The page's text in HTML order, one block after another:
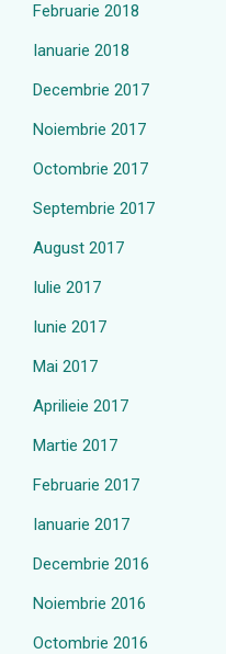
Februarie 2018
Ianuarie 2018
Decembrie 2017
Noiembrie 2017
Octombrie 2017
Septembrie 2017
August 2017
Iulie 2017
Iunie 2017
Mai 2017
Aprilieie 2017
Martie 2017
Februarie 2017
Ianuarie 2017
Decembrie 2016
Noiembrie 2016
Octombrie 2016